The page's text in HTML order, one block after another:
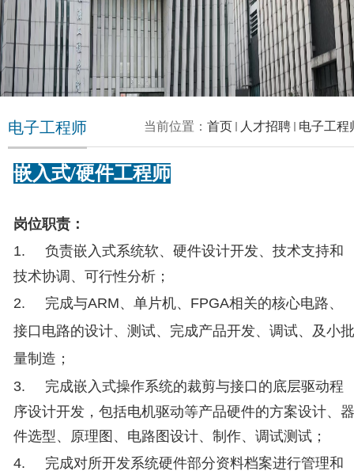
当前位置： 首页 人才招聘 电子工程
电子工程师
嵌入式/硬件工程师
岗位职责：
1.
负责嵌入式系统软、硬件设计开发、技术支持和
技术协调、可行性分析；
2.
完成与ARM、单片机、 FPGA相关的核心电路、
接口电路的设计、测试、完成产品开发、调试、及小批
量制造；
3.
完成嵌入式操作系统的裁剪与接口的底层驱动程
序设计开发，包括电机驱动等产品硬件的方案设计、器
件选型、原理图、电路图设计、制作、调试测试；
4.
完成对所开发系统硬件部分资料档案进行管理和